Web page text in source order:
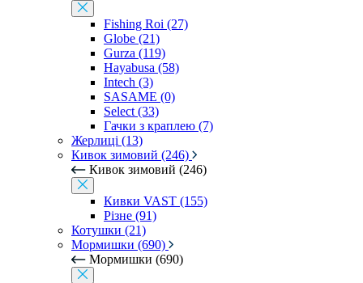
Fishing Roi (27)
Globe (21)
Gurza (119)
Hayabusa (58)
Intech (3)
SASAME (0)
Select (33)
Гачки з краплею (7)
Жерлиці (13)
Кивок зимовий (246)
Кивок зимовий (246)
Кивки VAST (155)
Різне (91)
Котушки (21)
Мормишки (690)
Мормишки (690)